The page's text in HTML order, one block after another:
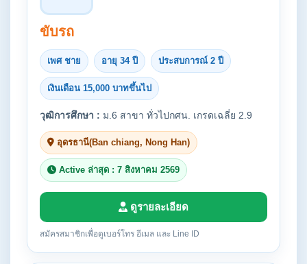
ขับรถ
เพศ ชาย อายุ 34 ปี ประสบการณ์ 2 ปี
เงินเดือน 15,000 บาทขึ้นไป
วุฒิการศึกษา : ม.6 สาขา ทั่วไปกศน. เกรดเฉลี่ย 2.9
อุดรธานี(Ban chiang, Nong Han)
Active ล่าสุด : 7 สิงหาคม 2569
ดูรายละเอียด
สมัครสมาชิกเพื่อดูเบอร์โทร อีเมล และ Line ID